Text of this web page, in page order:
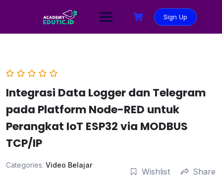
Sign Up
Integrasi Data Logger dan Telegram
pada Platform Node-RED untuk
Perangkat IoT ESP32 via MODBUS
TCP/IP
Categories: Video Belajar
Wishlist Share